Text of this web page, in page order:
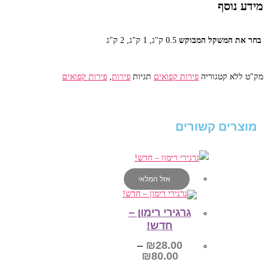
מידע נוסף
בחר את המשקל המבוקש‎ 0.5 ק"ג, 1 ק"ג, 2 ק"ג
מק"טללאקטגוריה פירות קפואים תגיות פירות, פירות קפואים
מוצרים קשורים
אזל המלאי
גרגירי רימון –
חדש!
₪28.00
–
₪80.00
טווח